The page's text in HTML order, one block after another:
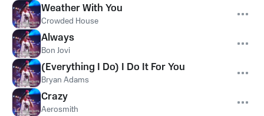
Weather With You
Crowded House
Always
Bon Jovi
(Everything I Do) I Do It For You
Bryan Adams
Crazy
Aerosmith